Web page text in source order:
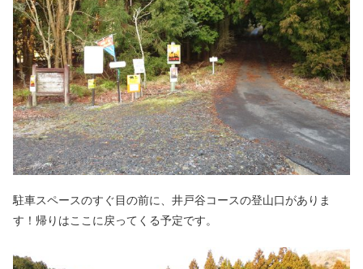
駐車スペースのすぐ目の前に、井戸谷コースの登山口がありま
す！帰りはここに戻ってくる予定です。